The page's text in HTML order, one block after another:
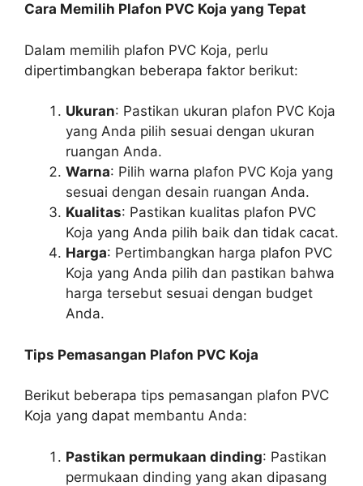
Cara Memilih Plafon PVC Koja yang Tepat
Dalam memilih plafon PVC Koja, perlu
dipertimbangkan beberapa faktor berikut:
Ukuran: Pastikan ukuran plafon PVC Koja
yang Anda pilih sesuai dengan ukuran
ruangan Anda.
Warna: Pilih warna plafon PVC Koja yang
sesuai dengan desain ruangan Anda.
Kualitas: Pastikan kualitas plafon PVC
Koja yang Anda pilih baik dan tidak cacat.
Harga: Pertimbangkan harga plafon PVC
Koja yang Anda pilih dan pastikan bahwa
harga tersebut sesuai dengan budget
Anda.
Tips Pemasangan Plafon PVC Koja
Berikut beberapa tips pemasangan plafon PVC
Koja yang dapat membantu Anda:
Pastikan permukaan dinding: Pastikan
permukaan dinding yang akan dipasang